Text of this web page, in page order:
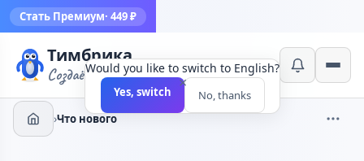
Стать Премиум· 449 ₽
Тимбрика
Создаём инструменты
›Что нового
×
Would you like to switch to English?
Yes, switch No, thanks